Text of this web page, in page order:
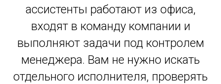
ассистенты работают из офиса,
входят в команду компании и
выполняют задачи под контролем
менеджера. Вам не нужно искать
отдельного исполнителя, проверять